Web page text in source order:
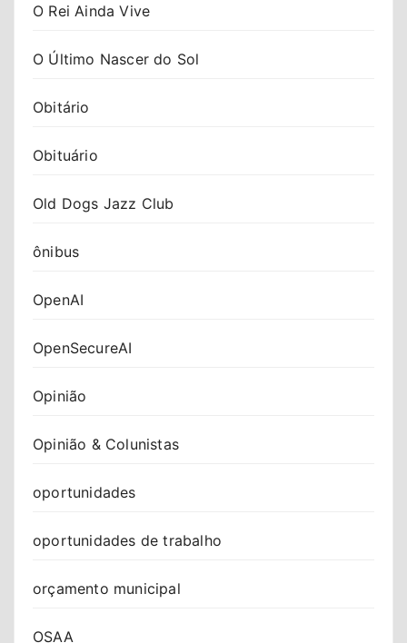
O Rei Ainda Vive
O Último Nascer do Sol
Obitário
Obituário
Old Dogs Jazz Club
ônibus
OpenAI
OpenSecureAI
Opinião
Opinião & Colunistas
oportunidades
oportunidades de trabalho
orçamento municipal
OSAA